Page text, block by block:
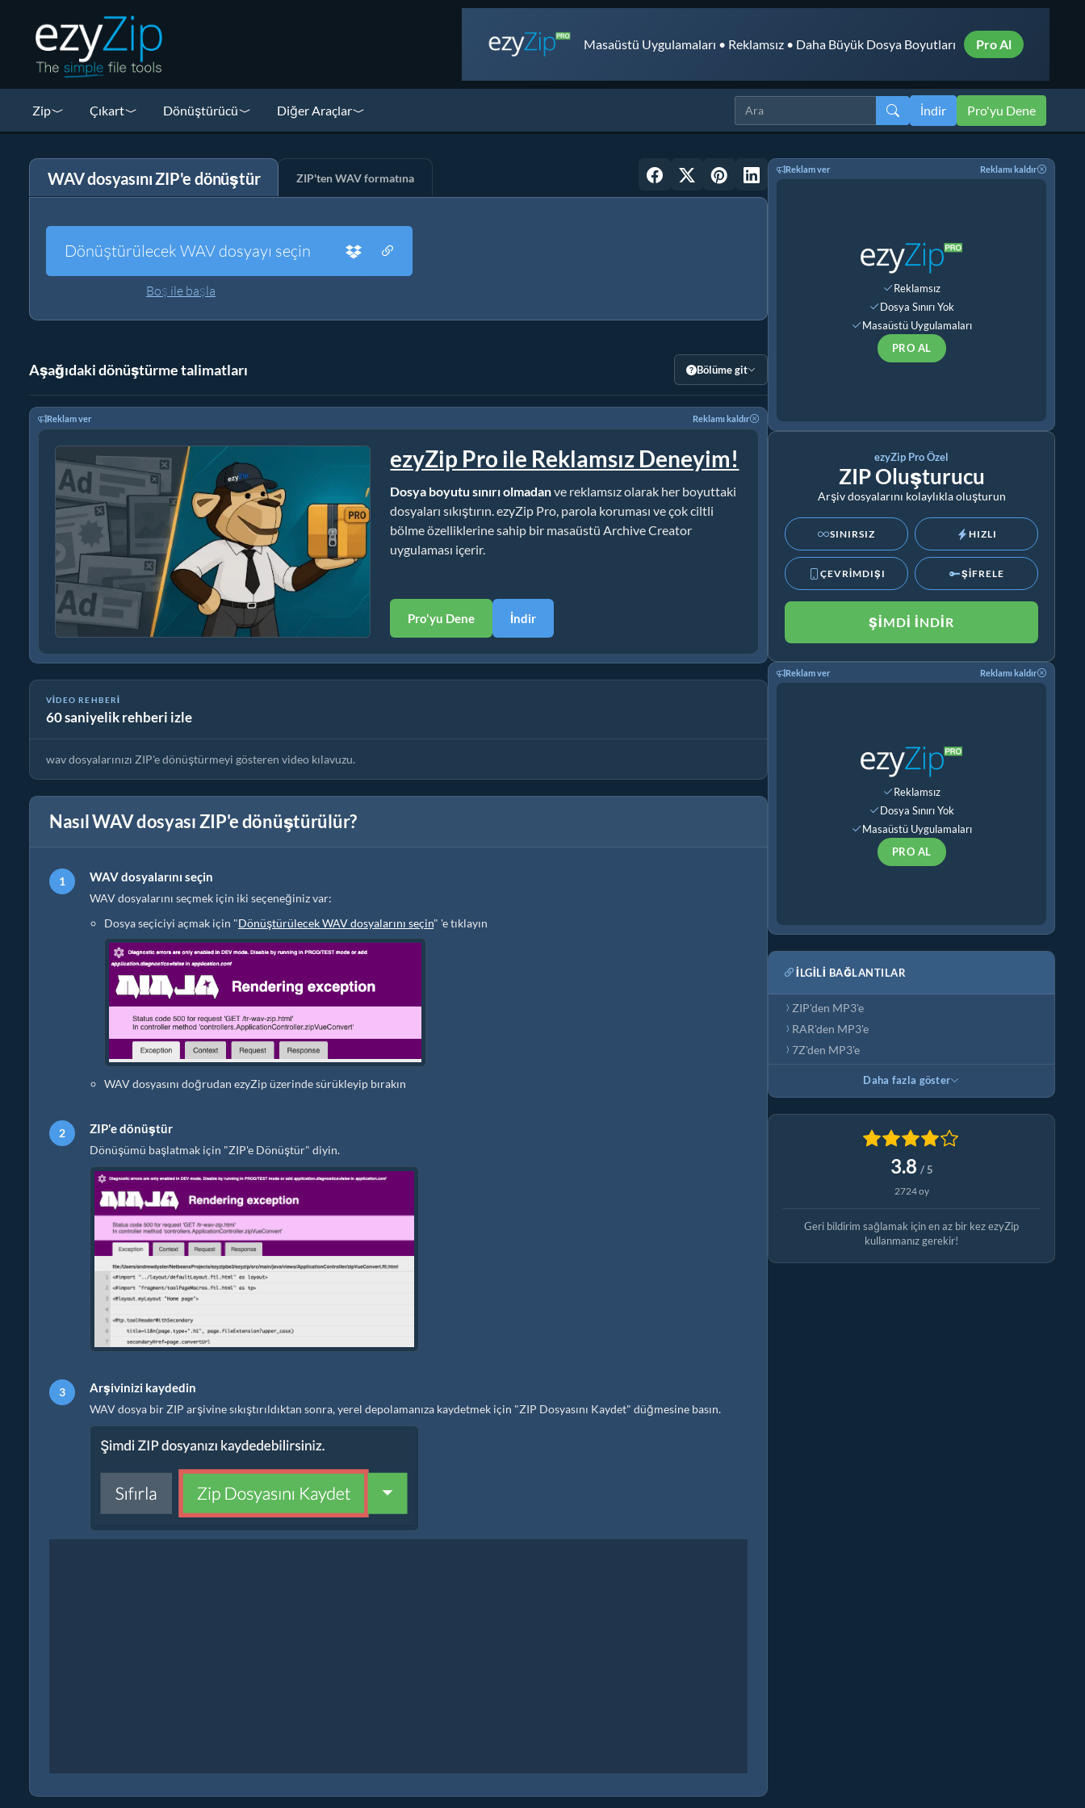
Masaüstü Uygulamaları • Reklamsız • Daha Büyük Dosya Boyutları Pro Al
Zip Çıkart Dönüştürücü Diğer Araçlar İndir Pro'yu Dene
WAV dosyasını ZIP'e dönüştür ZIP'ten WAV formatına
Dönüştürülecek WAV dosyayı seçin
Boş ile başla
Aşağıdaki dönüştürme talimatları Bölüme git
Reklam ver Reklamı kaldır
ezyZip Pro ile Reklamsız Deneyim!
Dosya boyutu sınırı olmadanve reklamsız olarak her boyuttaki
dosyaları sıkıştırın. ezyZip Pro, parola koruması ve çok ciltli
bölme özelliklerine sahip bir masaüstü Archive Creator
uygulaması içerir.
Pro'yu Dene İndir
VIDEO REHBERI
60 saniyelik rehberi izle
Dosyaları ZIP'e Online Nasıl Dönüştürürsünüz (Basit Rehber)
wav dosyalarınızı ZIP'e dönüştürmeyi gösteren video kılavuzu.
Nasıl WAV dosyası ZIP'e dönüştürülür?
WAV dosyalarını seçin
WAV dosyalarını seçmek için iki seçeneğiniz var:
Dosya seçiciyi açmak için "Dönüştürülecek WAV dosyalarını seçin" 'e tıklayın
WAV dosyasını doğrudan ezyZip üzerinde sürükleyip bırakın
ZIP'e dönüştür
Dönüşümü başlatmak için "ZIP'e Dönüştür" diyin.
Arşivinizi kaydedin
WAV dosya bir ZIP arşivine sıkıştırıldıktan sonra, yerel depolamanıza kaydetmek için "ZIP Dosyasını Kaydet" düğmesine basın.
Reklam ver Reklamı kaldır
Reklamsız
Dosya Sınırı Yok
Masaüstü Uygulamaları
PRO AL
ezyZip Pro Özel
ZIP Oluşturucu
Arşiv dosyalarını kolaylıkla oluşturun
SINIRSIZ HIZLI
ÇEVRİMDIŞI ŞİFRELE
ŞIMDI İNDIR
Reklam ver Reklamı kaldır
Reklamsız
Dosya Sınırı Yok
Masaüstü Uygulamaları
PRO AL
İLGILI BAĞLANTILAR
ZIP'den MP3'e
RAR'den MP3'e
7Z'den MP3'e
Daha fazla göster
3.8 / 5
2724 oy
Geri bildirim sağlamak için en az bir kez ezyZip
kullanmanız gerekir!